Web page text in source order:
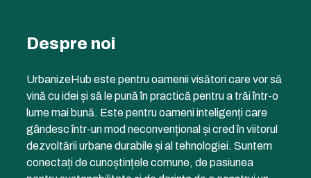
Despre noi
UrbanizeHub este pentru oamenii visători care vor să
vină cu idei și să le pună în practică pentru a trăi într-o
lume mai bună. Este pentru oameni inteligenți care
gândesc într-un mod neconvențional și cred în viitorul
dezvoltării urbane durabile și al tehnologiei. Suntem
conectați de cunoștințele comune, de pasiunea